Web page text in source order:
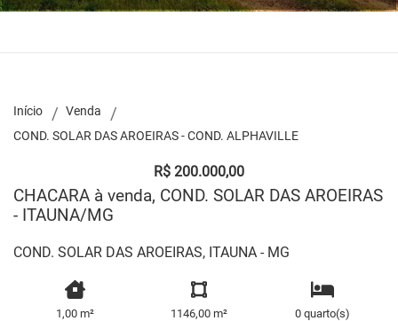
Início
Venda
COND. SOLAR DAS AROEIRAS - COND. ALPHAVILLE
R$ 200.000,00
CHACARA à venda, COND. SOLAR DAS AROEIRAS
- ITAUNA/MG
COND. SOLAR DAS AROEIRAS, ITAUNA - MG
1,00 m² 1146,00 m² 0 quarto(s)